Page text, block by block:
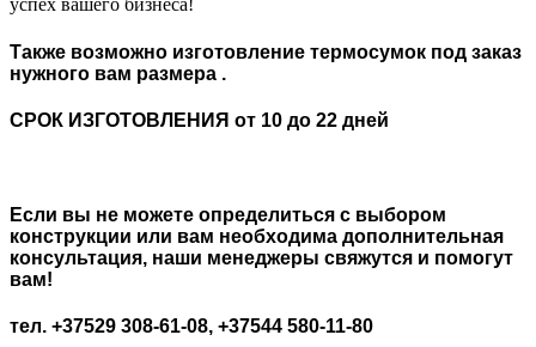
успех вашего бизнеса!
Также возможно изготовление термосумок под заказ
нужного вам размера .
СРОК ИЗГОТОВЛЕНИЯ от 10 до 22 дней
Если вы не можете определиться с выбором
конструкции или вам необходима дополнительная
консультация, наши менеджеры свяжутся и помогут
вам!
тел. +37529 308-61-08, +37544 580-11-80